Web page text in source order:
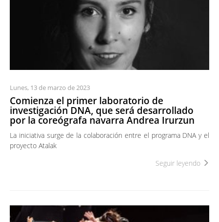
Lunes, 13 de marzo de 2023
Comienza el primer laboratorio de
investigación DNA, que será desarrollado
por la coreógrafa navarra Andrea Irurzun
La iniciativa surge de la colaboración entre el programa DNA y el
proyecto Atalak
Seguir leyendo